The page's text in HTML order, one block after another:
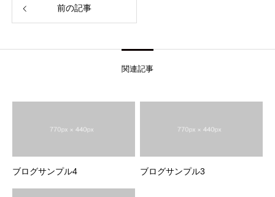
前の記事
関連記事
ブログサンプル4 ブログサンプル3